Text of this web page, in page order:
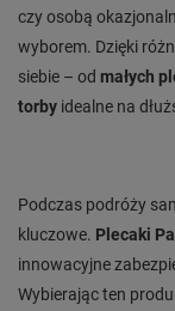
czy osobą
wyborem. Dzięki
siebie – od małych
torby idealne na
Podczas podróży
kluczowe. Plecaki
innowacyjne
Wybierając ten